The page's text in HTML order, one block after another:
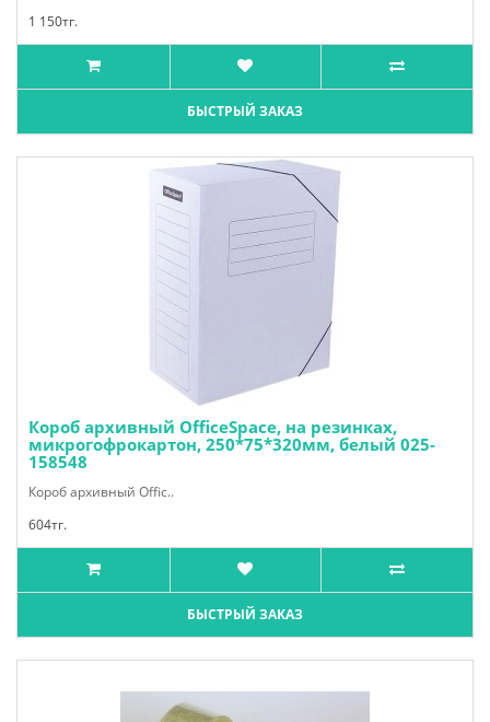
1 150тг.
БЫСТРЫЙ ЗАКАЗ
Короб архивный OfficeSpace, на резинках,
микрогофрокартон, 250*75*320мм, белый 025-
158548
Короб архивный Offic..
604тг.
БЫСТРЫЙ ЗАКАЗ